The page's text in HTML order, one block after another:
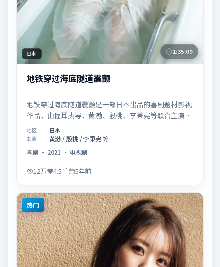
日本 1:35:09
地铁穿过海底隧道震颤
地铁穿过海底隧道震颤是一部日本出品的喜剧题材影视
作品，由程耳执导，黄渤、殷桃、李秉宪等联合主演，
于2021年08月27日在院线首映。影片围绕「爱的迟疑
与勇敢迈出的一步」展开叙事，镜头语言克制而富有张
力，节奏起伏得当，人物弧光完整；配乐与场面调度强
化了类型片的观感体验，亦留有可供解读的细节空间，
适合关注现实主义叙事与人物关系的观众观看与收藏。
地区 日本
主演
黄渤 / 殷桃 / 李秉宪 等
喜剧 · 2021 · 电视剧
12万 4.5千 5年前
热门